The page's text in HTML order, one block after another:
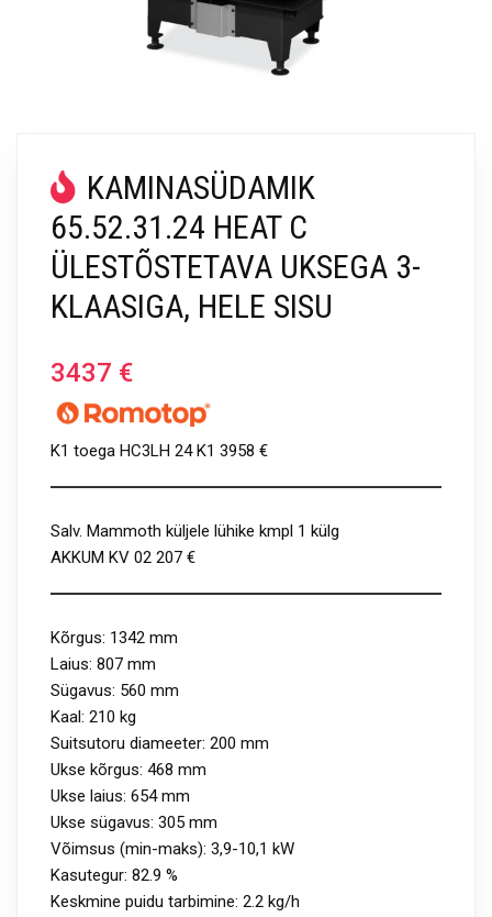
KAMINASÜDAMIK
65.52.31.24 HEAT C
ÜLESTÕSTETAVA UKSEGA 3-
KLAASIGA, HELE SISU
3437 €
K1 toega HC3LH 24 K1 3958 €
Salv. Mammoth küljele lühike kmpl 1 külg
AKKUM KV 02 207 €
Kõrgus: 1342 mm
Laius: 807 mm
Sügavus: 560 mm
Kaal: 210 kg
Suitsutoru diameeter: 200 mm
Ukse kõrgus: 468 mm
Ukse laius: 654 mm
Ukse sügavus: 305 mm
Võimsus (min-maks): 3,9-10,1 kW
Kasutegur: 82.9 %
Keskmine puidu tarbimine: 2.2 kg/h